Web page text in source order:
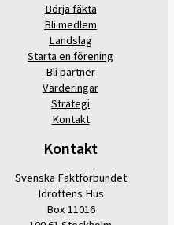
Börja fäkta
Bli medlem
Landslag
Starta en förening
Bli partner
Värderingar
Strategi
Kontakt
Kontakt
Svenska Fäktförbundet
Idrottens Hus
Box 11016